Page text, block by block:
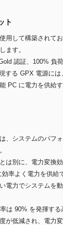
ト
用して構築されてお
ます。
認証、100% 負
する GPX 電源に
PC に電力を供給
、システムのパフ
は別に、電力変換
率よく電力を供給
電力でシステムを
は 90% を発揮する
が低減され、電力